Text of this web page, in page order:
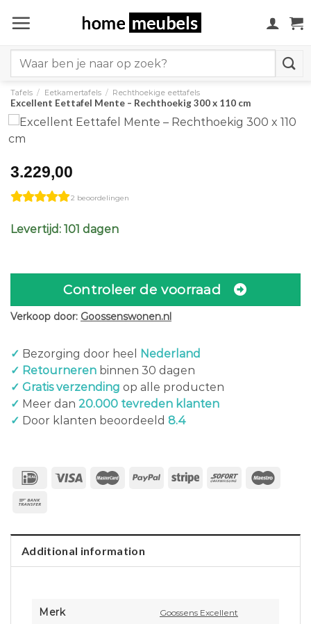
naar
for:
Tafels / Eetkamertafels / Rechthoekige eettafels
Excellent Eettafel Mente – Rechthoekig 300 x 110 cm
3.229,00
2 beoordelingen
Levertijd: 101 dagen
Controleer de voorraad
Verkoop door: Goossenswonen.nl
✓ Bezorging door heel
Nederland
✓ Retourneren binnen 30 dagen
✓ Gratis verzending op alle producten
✓ Meer dan 20.000 tevreden klanten
✓ Door klanten beoordeeld 8.4
Additional information
Merk Goossens Excellent